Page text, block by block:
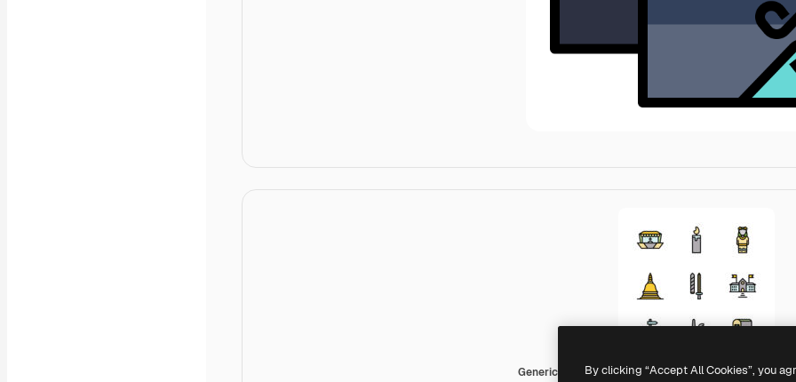
Generic color lineal-colorBy clicking “Accept All Cookies”, you